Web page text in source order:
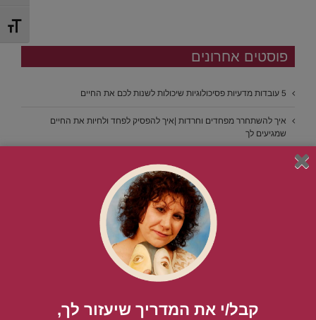
מתג
פוסטים אחרונים
5 עובדות מדעיות פסיכולוגיות שיכולות לשנות לכם את החיים
איך להשתחרר מפחדים וחרדות |איך להפסיק לפחד ולחיות את החיים
שמגיעים לך
העצמי. ואיך לתקן אותה באופן מידי
איך לבחור נכון | איך לקבל החלטות נכונות?
קטגוריות בבלוג
קבל/י את המדריך שיעזור לך,